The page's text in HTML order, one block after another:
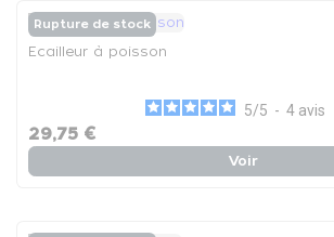
Rupture de stock
Ecailleur à poisson
5/5 - 4 avis
29,75 €
Voir